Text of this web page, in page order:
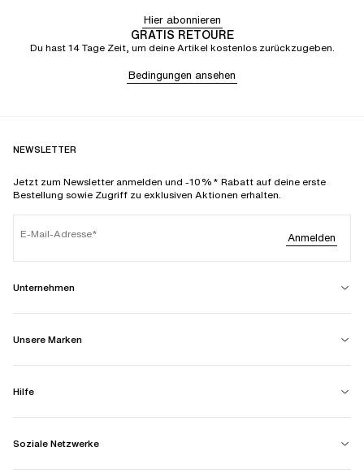
Hier abonnieren
GRATIS RETOURE
Du hast 14 Tage Zeit, um deine Artikel kostenlos zurückzugeben.
Bedingungen ansehen
NEWSLETTER
Jetzt zum Newsletter anmelden und -10%* Rabatt auf deine erste
Bestellung sowie Zugriff zu exklusiven Aktionen erhalten.
E-Mail-Adresse Anmelden
Unternehmen
Unsere Marken
Hilfe
Soziale Netzwerke